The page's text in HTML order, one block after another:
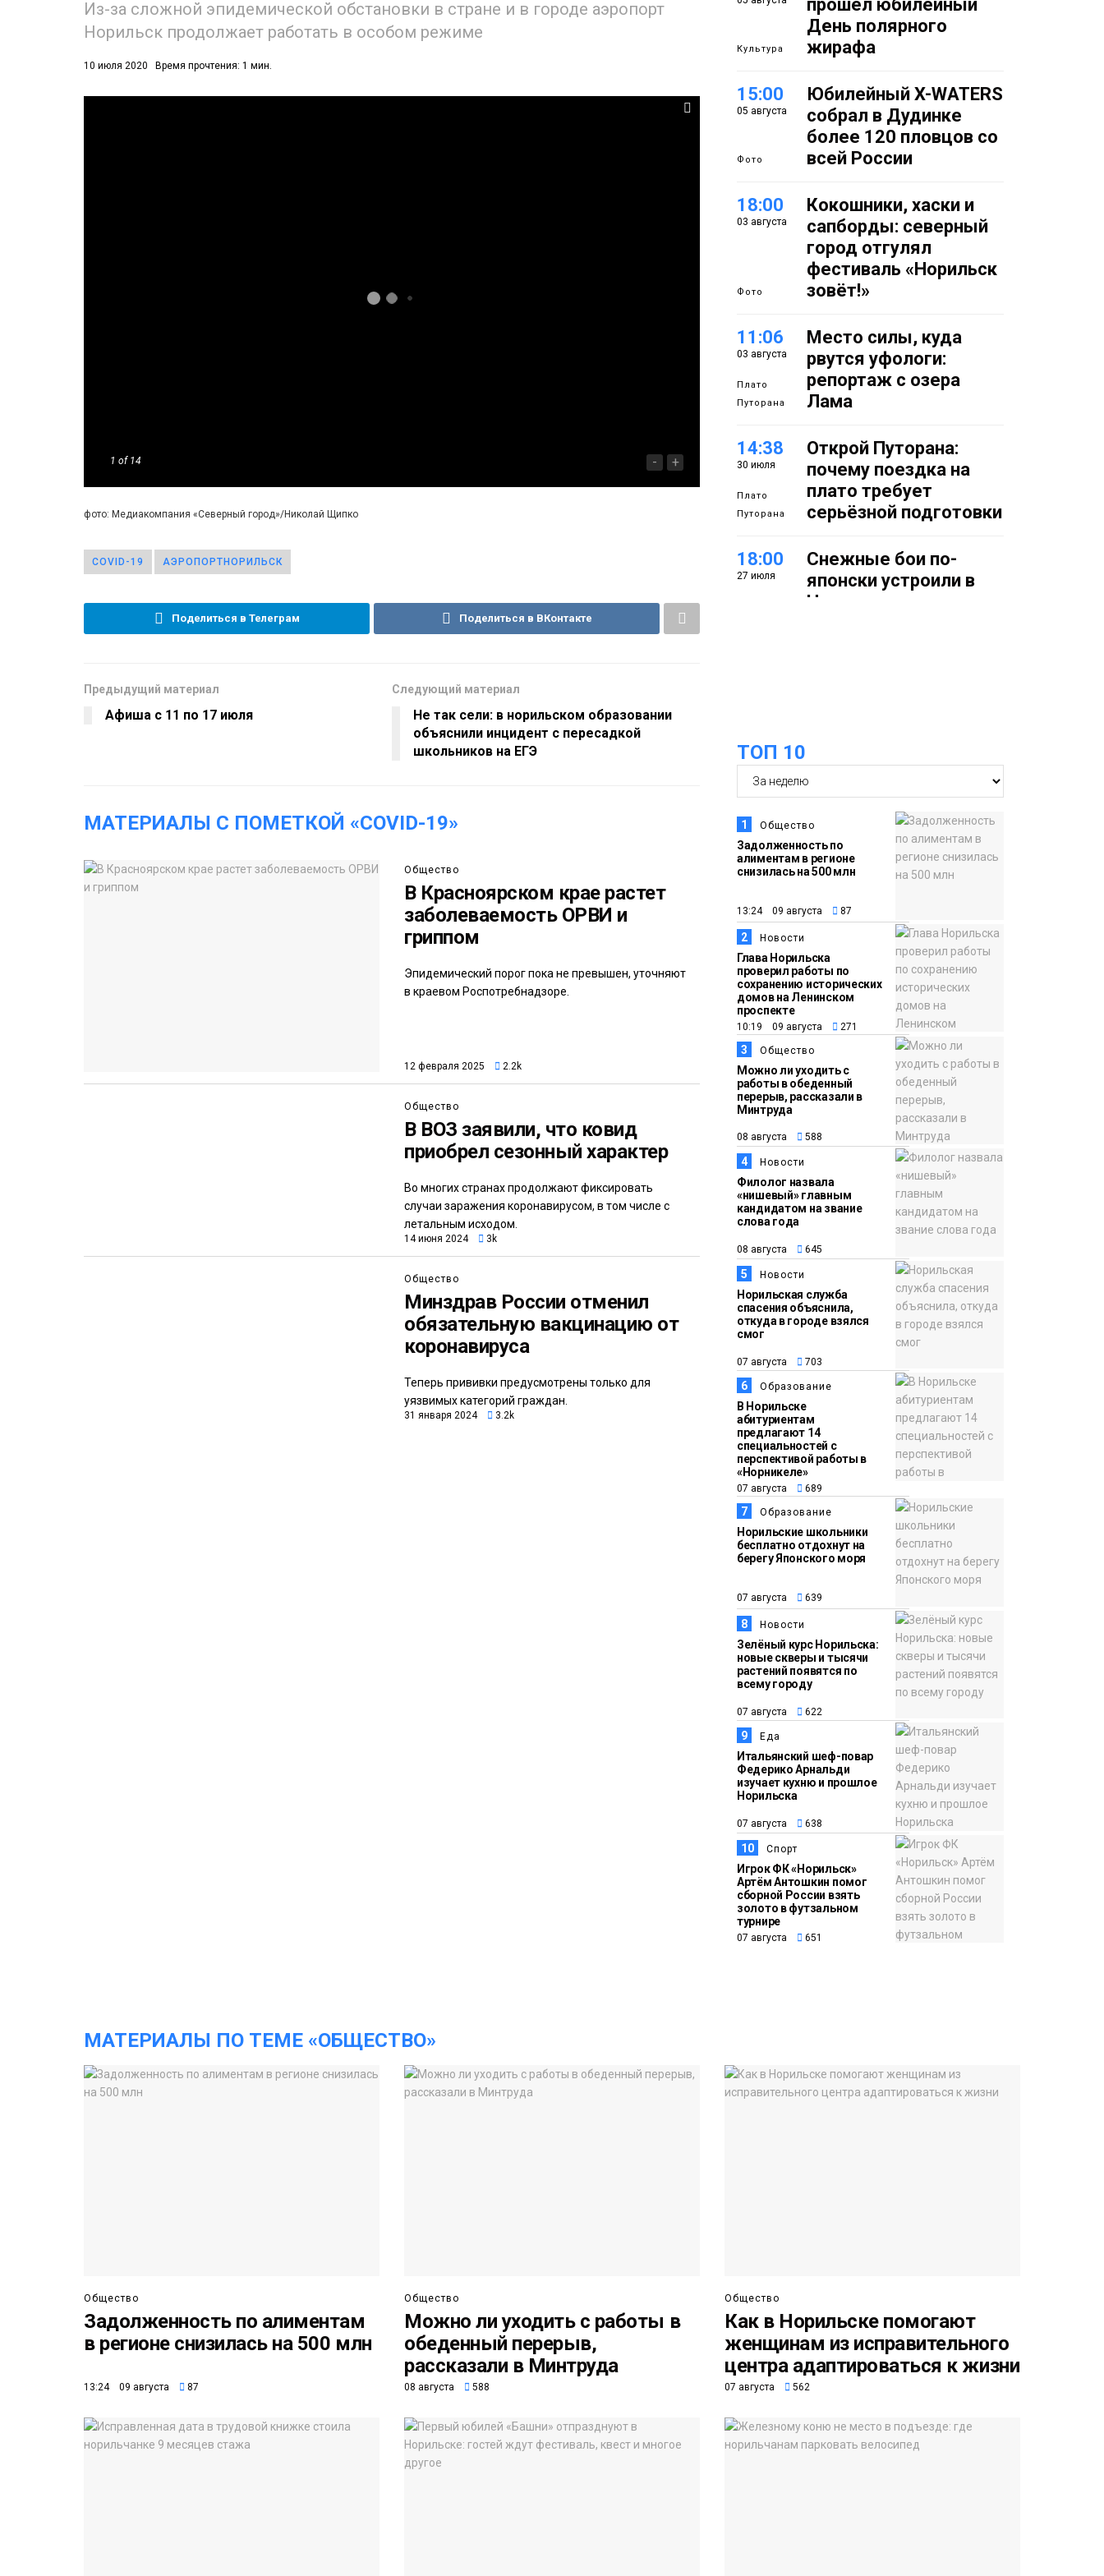
Из-за сложной эпидемической обстановки в стране и в городе аэропорт
Норильск продолжает работать в особом режиме
10 июля 2020 Время прочтения: 1 мин.
1 of 14 - +
фото: Медиакомпания «Северный город»/Николай Щипко
COVID-19 АЭРОПОРТНОРИЛЬСК
Поделиться в Телеграм Поделиться в ВКонтакте
Предыдущий материал
Афиша с 11 по 17 июля
Следующий материал
Не так сели: в норильском образовании
объяснили инцидент с пересадкой
школьников на ЕГЭ
МАТЕРИАЛЫ С ПОМЕТКОЙ «COVID-19»
Общество
В Красноярском крае растет
заболеваемость ОРВИ и
гриппом
Эпидемический порог пока не превышен, уточняют
в краевом Роспотребнадзоре.
12 февраля 2025 2.2k
Общество
В ВОЗ заявили, что ковид
приобрел сезонный характер
Во многих странах продолжают фиксировать
случаи заражения коронавирусом, в том числе с
летальным исходом.
14 июня 2024 3k
Общество
Минздрав России отменил
обязательную вакцинацию от
коронавируса
Теперь прививки предусмотрены только для
уязвимых категорий граждан.
31 января 2024 3.2k
Культура
прошёл юбилейный
День полярного
жирафа
15:00
05 августа
Фото
Юбилейный X-WATERS
собрал в Дудинке
более 120 пловцов со
всей России
18:00
03 августа
Фото
Кокошники, хаски и
сапборды: северный
город отгулял
фестиваль «Норильск
зовёт!»
11:06
03 августа
Плато
Путорана
Место силы, куда
рвутся уфологи:
репортаж с озера
Лама
14:38
30 июля
Плато
Путорана
Открой Путорана:
почему поездка на
плато требует
серьёзной подготовки
18:00
27 июля
Снежные бои по-
японски устроили в
Норильске
18:05
23 июля
Фото
Автопарк АТО «ЦАТК»
ЗФ «Норникеля»
пополнился новой
техникой для работы
в условиях Заполярья
18:00
21 июля
Фото
Пожарный кроссфит
стал одним из самых
зрелищных событий
праздничных
выходных в
Норильске
18:30
20 июля
Фото
Заполярное лето в
разгаре: Норильск
прогрелся до 29
градусов
ТОП 10
1 Общество
Задолженность по
алиментам в регионе
снизилась на 500 млн
13:24 09 августа 87
2 Новости
Глава Норильска
проверил работы по
сохранению исторических
домов на Ленинском
проспекте
10:19 09 августа 271
3 Общество
Можно ли уходить с
работы в обеденный
перерыв, рассказали в
Минтруда
08 августа 588
4 Новости
Филолог назвала
«нишевый» главным
кандидатом на звание
слова года
08 августа 645
5 Новости
Норильская служба
спасения объяснила,
откуда в городе взялся
смог
07 августа 703
6 Образование
В Норильске
абитуриентам
предлагают 14
специальностей с
перспективой работы в
«Норникеле»
07 августа 689
7 Образование
Норильские школьники
бесплатно отдохнут на
берегу Японского моря
07 августа 639
8 Новости
Зелёный курс Норильска:
новые скверы и тысячи
растений появятся по
всему городу
07 августа 622
9 Еда
Итальянский шеф-повар
Федерико Арнальди
изучает кухню и прошлое
Норильска
07 августа 638
10 Спорт
Игрок ФК «Норильск»
Артём Антошкин помог
сборной России взять
золото в футзальном
турнире
07 августа 651
МАТЕРИАЛЫ ПО ТЕМЕ «ОБЩЕСТВО»
Общество
Задолженность по алиментам
в регионе снизилась на 500 млн
13:24 09 августа 87
Общество
Можно ли уходить с работы в
обеденный перерыв,
рассказали в Минтруда
08 августа 588
Общество
Как в Норильске помогают
женщинам из исправительного
центра адаптироваться к жизни
07 августа 562